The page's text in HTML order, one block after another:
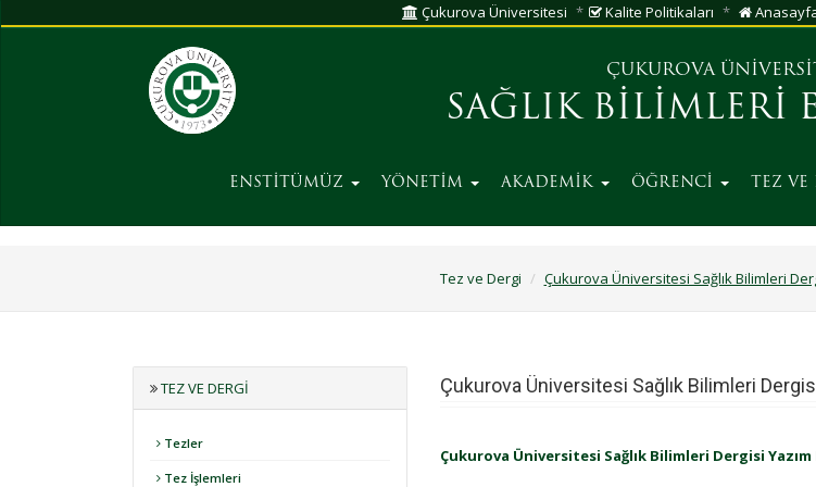
Çukurova Üniversitesi Kalite Politikaları
ÇUKUROVA
SAĞLIK BİLİMLERİ
ENSTİTÜMÜZ YÖNETİM AKADEMİK ÖĞRENCİ TEZ VE
Tez ve Dergi Çukurova Üniversitesi Sağlık Bilimleri
TEZ VE DERGI
Tezler
Tez İşlemleri
Çukurova Üniversitesi Sağlık Bilimleri
Çukurova Üniversitesi Sağlık Bilimleri Dergisi Yazım